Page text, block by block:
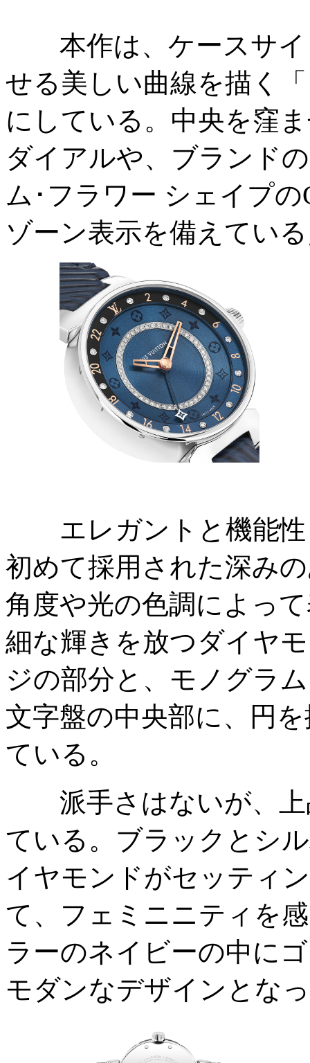
本作は、ケースサイ
せる美しい曲線を描く
にしている。中央を窪
ダイアルや、ブランド
ム･フラワー シェイプ
ゾーン表示を備えてい
エレガントと機能性
初めて採用された深み
角度や光の色調によっ
細な輝きを放つダイヤ
ジの部分と、モノグラ
文字盤の中央部に、円
ている。
派手さはないが、上
ている。ブラックとシ
イヤモンドがセッティ
て、フェミニニティを
ラーのネイビーの中に
モダンなデザインとな